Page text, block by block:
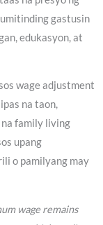
gastusin
edukasyon, at
wage adjustment
na taon,
family living
upang
o pamilyang may
wage remains